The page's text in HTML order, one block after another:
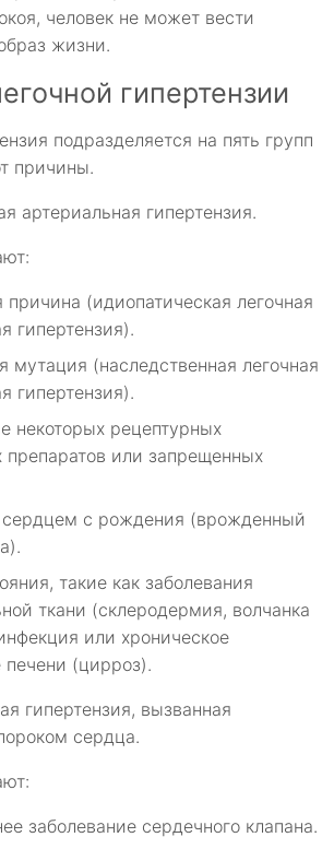
человек не может вести
жизни.
гипертензии
подразделяется на пять групп
причины.
артериальная гипертензия.
причина (идиопатическая легочная
гипертензия).
мутация (наследственная легочная
гипертензия).
некоторых рецептурных
препаратов или запрещенных
с рождения (врожденный
такие как заболевания
ткани (склеродермия, волчанка
или хроническое
печени (цирроз).
гипертензия, вызванная
сердца.
заболевание сердечного клапана.